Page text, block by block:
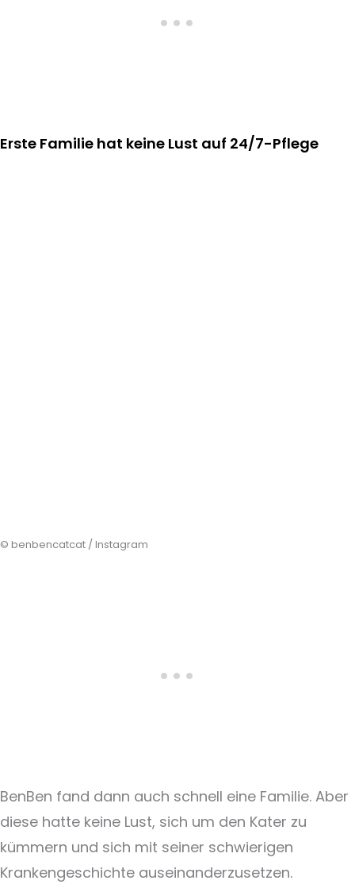
Erste Familie hat keine Lust auf 24/7-Pflege
© benbencatcat / Instagram
BenBen fand dann auch schnell eine Familie. Aber
diese hatte keine Lust, sich um den Kater zu
kümmern und sich mit seiner schwierigen
Krankengeschichte auseinanderzusetzen.